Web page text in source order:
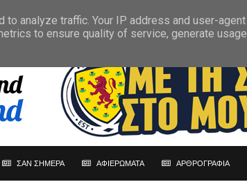
ΣΑΝ ΣΗΜΕΡΑ ΑΦΙΕΡΩΜΑΤΑ ΑΡΘΡΟΓΡΑΦΙΑ
analyze traffic. Your IP address and user-agent
to ensure quality of service, generate usage